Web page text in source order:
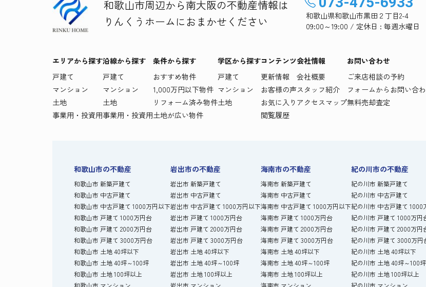
和歌山市周辺から南大阪の不動産情報は
りんくうホームにおまかせください
和歌山県和歌山市黒田２丁目2-4
09:00～19:00 / 定休日 : 毎週水曜日
エリアから探す
戸建て
マンション
土地
事業用・投資用
沿線から探す
戸建て
マンション
土地
事業用・投資用
条件から探す
おすすめ物件
1,000万円以下物件
リフォーム済み物件
土地が広い物件
学区から探す
戸建て
マンション
土地
コンテンツ
更新情報
お客様の声
お気に入り
閲覧履歴
会社情報
会社概要
スタッフ紹介
アクセスマップ
お問い合わせ
ご来店相談の予約
フォームからお問い合
無料売却査定
和歌山市の不動産
和歌山市 新築戸建て
和歌山市 中古戸建て
和歌山市 中古戸建て 1000万円以下
和歌山市 戸建て 1000万円台
和歌山市 戸建て 2000万円台
和歌山市 戸建て 3000万円台
和歌山市 土地 40坪以下
和歌山市 土地 40坪～100坪
和歌山市 土地 100坪以上
和歌山市 マンション
岩出市の不動産
岩出市 新築戸建て
岩出市 中古戸建て
岩出市 中古戸建て 1000万円以下
岩出市 戸建て 1000万円台
岩出市 戸建て 2000万円台
岩出市 戸建て 3000万円台
岩出市 土地 40坪以下
岩出市 土地 40坪～100坪
岩出市 土地 100坪以上
岩出市 マンション
海南市の不動産
海南市 新築戸建て
海南市 中古戸建て
海南市 中古戸建て 1000万円以下
海南市 戸建て 1000万円台
海南市 戸建て 2000万円台
海南市 戸建て 3000万円台
海南市 土地 40坪以下
海南市 土地 40坪～100坪
海南市 土地 100坪以上
海南市 マンション
紀の川市の不動産
紀の川市 新築戸建て
紀の川市 中古戸建て
紀の川市 中古戸建て 1000
紀の川市 戸建て 1000万円
紀の川市 戸建て 2000万円
紀の川市 戸建て 3000万円
紀の川市 土地 40坪以下
紀の川市 土地 40坪～100坪
紀の川市 土地 100坪以上
紀の川市 マンション